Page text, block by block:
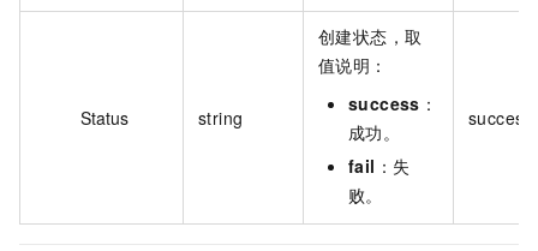
Status string
创建状态，取
值说明：
success ：
成功。
fail ：失
败。
success